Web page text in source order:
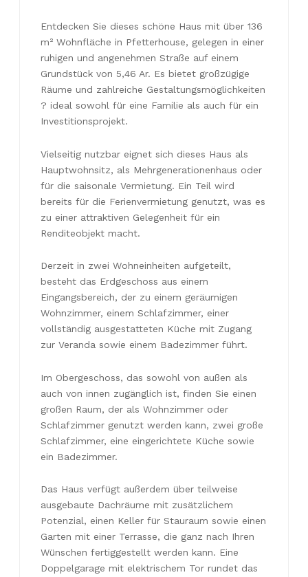
Entdecken Sie dieses schöne Haus mit über 136
m² Wohnfläche in Pfetterhouse, gelegen in einer
ruhigen und angenehmen Straße auf einem
Grundstück von 5,46 Ar. Es bietet großzügige
Räume und zahlreiche Gestaltungsmöglichkeiten
? ideal sowohl für eine Familie als auch für ein
Investitionsprojekt.
Vielseitig nutzbar eignet sich dieses Haus als
Hauptwohnsitz, als Mehrgenerationenhaus oder
für die saisonale Vermietung. Ein Teil wird
bereits für die Ferienvermietung genutzt, was es
zu einer attraktiven Gelegenheit für ein
Renditeobjekt macht.
Derzeit in zwei Wohneinheiten aufgeteilt,
besteht das Erdgeschoss aus einem
Eingangsbereich, der zu einem geräumigen
Wohnzimmer, einem Schlafzimmer, einer
vollständig ausgestatteten Küche mit Zugang
zur Veranda sowie einem Badezimmer führt.
Im Obergeschoss, das sowohl von außen als
auch von innen zugänglich ist, finden Sie einen
großen Raum, der als Wohnzimmer oder
Schlafzimmer genutzt werden kann, zwei große
Schlafzimmer, eine eingerichtete Küche sowie
ein Badezimmer.
Das Haus verfügt außerdem über teilweise
ausgebaute Dachräume mit zusätzlichem
Potenzial, einen Keller für Stauraum sowie einen
Garten mit einer Terrasse, die ganz nach Ihren
Wünschen fertiggestellt werden kann. Eine
Doppelgarage mit elektrischem Tor rundet das